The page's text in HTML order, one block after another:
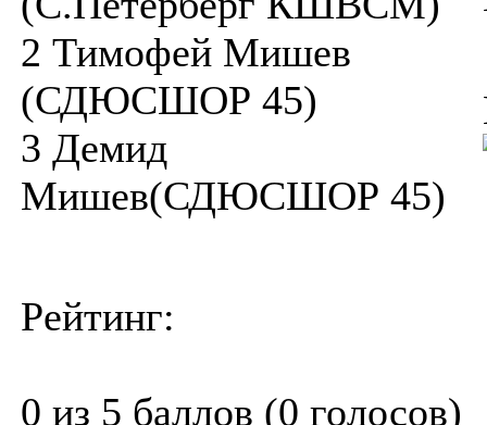
2 Тимофей Мишев
(СДЮСШОР 45)
3 Демид
Мишев(СДЮСШОР 45)
Рейтинг:
0 из 5 баллов (0 голосов)